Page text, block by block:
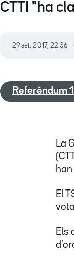
CTTI "ha
29 set. 2017, 22.36
Referèndum
La
El
Els